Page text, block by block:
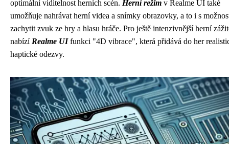
optimální viditelnost herních scén. Herní režim v Realme UI také
umožňuje nahrávat herní videa a snímky obrazovky, a to i s
zachytit zvuk ze hry a hlasu hráče. Pro ještě intenzivnější herní
nabízí Realme UIfunkci "4D vibrace", která přidává do her
haptické odezvy.